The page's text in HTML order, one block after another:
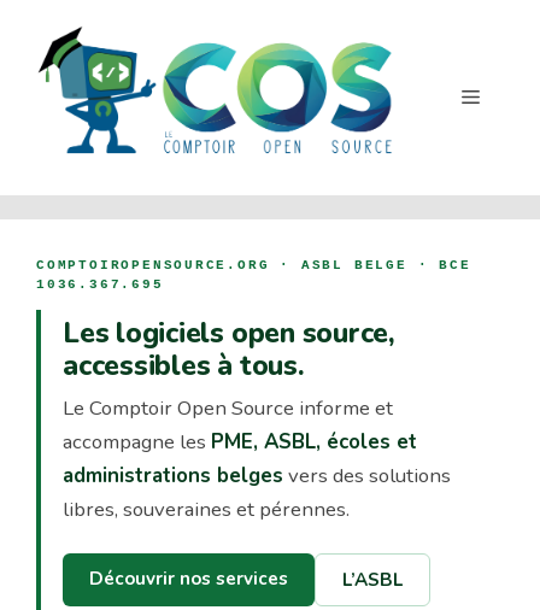
contenu
Menu
COMPTOIROPENSOURCE.ORG · ASBL BELGE · BCE
1036.367.695
Les logiciels open source,
accessibles à tous.
Le Comptoir Open Source informe et
accompagne les PME, ASBL, écoles et
administrations belges vers des solutions
libres, souveraines et pérennes.
Découvrir nos services L’ASBL